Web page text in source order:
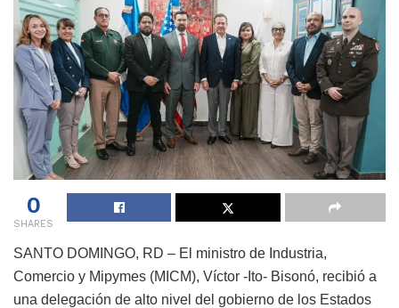
0
SHARES
SANTO DOMINGO, RD – El ministro de Industria,
Comercio y Mipymes (MICM), Víctor -Ito- Bisonó, recibió a
una delegación de alto nivel del gobierno de los Estados